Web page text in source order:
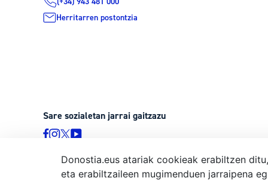
Herritarren postontzia
Sare sozialetan jarrai gaitzazu
© Donostiako Udala, Ijentea 1, 20003 Donostia
Donostia.eus atariak cookieak erabiltzen
eta erabiltzaileen mugimenduen jarraipena